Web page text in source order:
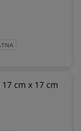
cm x 17 cm